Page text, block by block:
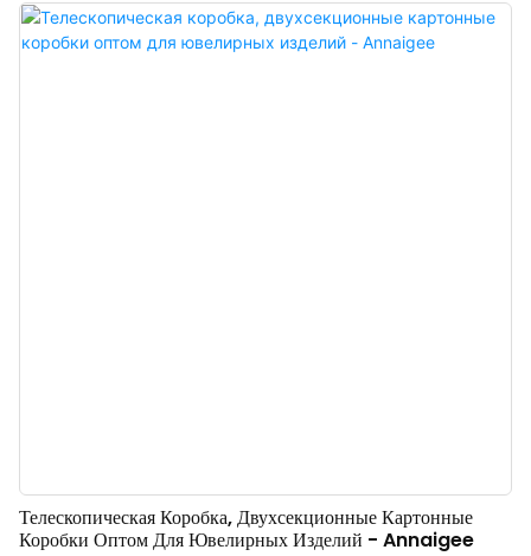
Телескопическая Коробка, Двухсекционные Картонные
Коробки Оптом Для Ювелирных Изделий - Annaigee